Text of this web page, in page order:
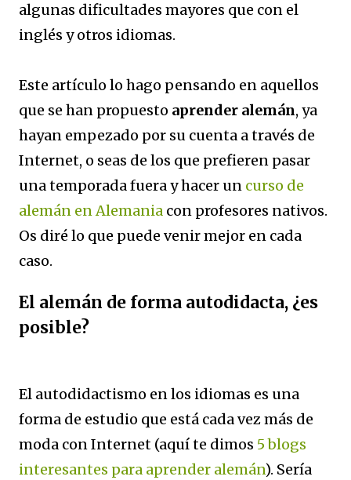
algunas dificultades mayores que con el
inglés y otros idiomas.
Este artículo lo hago pensando en aquellos
que se han propuesto aprender alemán, ya
hayan empezado por su cuenta a través de
Internet, o seas de los que prefieren pasar
una temporada fuera y hacer un curso de
alemán en Alemania con profesores nativos.
Os diré lo que puede venir mejor en cada
caso.
El alemán de forma autodidacta, ¿es
posible?
El autodidactismo en los idiomas es una
forma de estudio que está cada vez más de
moda con Internet (aquí te dimos 5 blogs
interesantes para aprender alemán). Sería